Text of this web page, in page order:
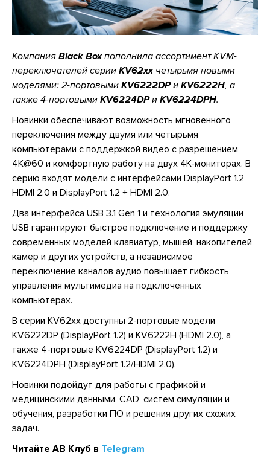
Компания Black Boxпополнила ассортимент KVM-
переключателей серии KV62xxчетырьмя новыми
моделями: 2-портовыми KV6222DPи KV6222H, а
также 4-портовыми KV6224DPи KV6224DPH.
Новинки обеспечивают возможность мгновенного
переключения между двумя или четырьмя
компьютерами с поддержкой видео с разрешением
4K@60 и комфортную работу на двух 4K-мониторах. В
серию входят модели с интерфейсами DisplayPort 1.2,
HDMI 2.0 и DisplayPort 1.2 + HDMI 2.0.
Два интерфейса USB 3.1 Gen 1 и технология эмуляции
USB гарантируют быстрое подключение и поддержку
современных моделей клавиатур, мышей, накопителей,
камер и других устройств, а независимое
переключение каналов аудио повышает гибкость
управления мультимедиа на подключенных
компьютерах.
В серии KV62xx доступны 2-портовые модели
KV6222DP (DisplayPort 1.2) и KV6222H (HDMI 2.0), а
также 4-портовые KV6224DP (DisplayPort 1.2) и
KV6224DPH (DisplayPort 1.2/HDMI 2.0).
Новинки подойдут для работы с графикой и
медицинскими данными, CAD, систем симуляции и
обучения, разработки ПО и решения других схожих
задач.
Читайте АВ Клуб в Telegram